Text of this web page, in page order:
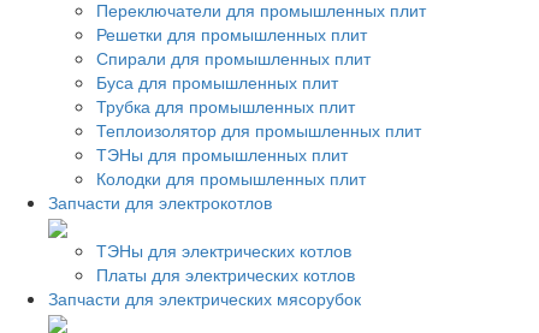
Переключатели для промышленных плит
Решетки для промышленных плит
Спирали для промышленных плит
Буса для промышленных плит
Трубка для промышленных плит
Теплоизолятор для промышленных плит
ТЭНы для промышленных плит
Колодки для промышленных плит
Запчасти для электрокотлов
ТЭНы для электрических котлов
Платы для электрических котлов
Запчасти для электрических мясорубок